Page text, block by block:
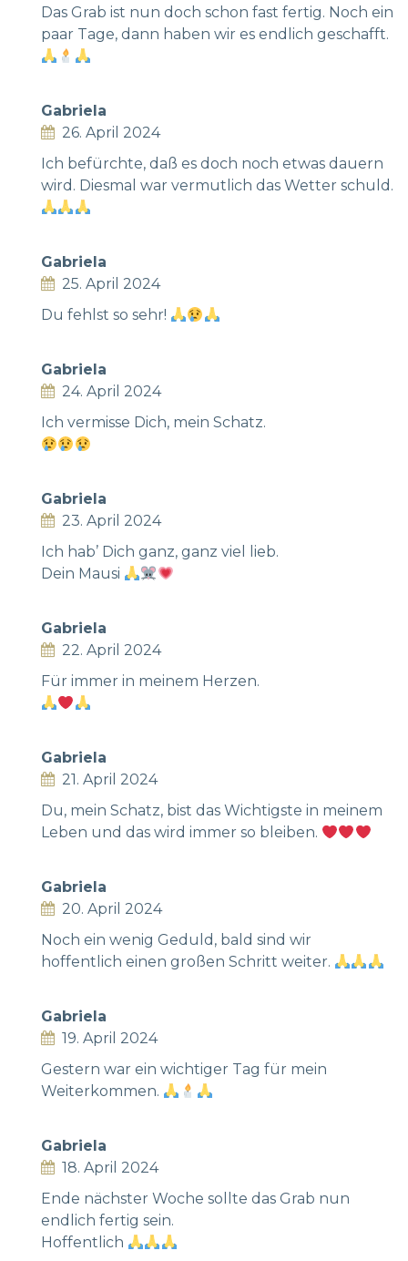
Das Grab ist nun doch schon fast fertig. Noch ein
paar Tage, dann haben wir es endlich geschafft.
Gabriela
26. April 2024
Ich befürchte, daß es doch noch etwas dauern
wird. Diesmal war vermutlich das Wetter schuld.
Gabriela
25. April 2024
Du fehlst so sehr!
Gabriela
24. April 2024
Ich vermisse Dich, mein Schatz.
Gabriela
23. April 2024
Ich hab’ Dich ganz, ganz viel lieb.
Dein Mausi
Gabriela
22. April 2024
Für immer in meinem Herzen.
Gabriela
21. April 2024
Du, mein Schatz, bist das Wichtigste in meinem
Leben und das wird immer so bleiben.
Gabriela
20. April 2024
Noch ein wenig Geduld, bald sind wir
hoffentlich einen großen Schritt weiter.
Gabriela
19. April 2024
Gestern war ein wichtiger Tag für mein
Weiterkommen.
Gabriela
18. April 2024
Ende nächster Woche sollte das Grab nun
endlich fertig sein.
Hoffentlich